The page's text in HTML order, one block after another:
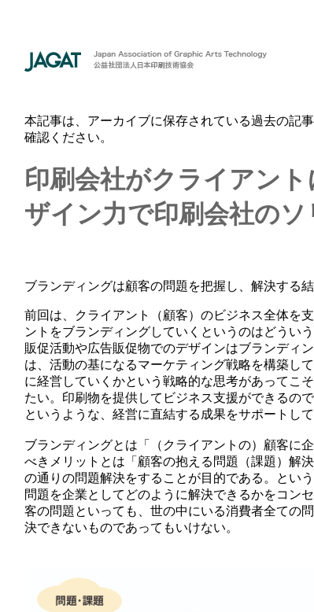
本記事は、アーカイブに保存されている過去の記
確認ください。
印刷会社がクライアン
ザイン力で印刷会社のソ
ブランディングは顧客の問題を把握し、解決する
前回は、クライアント（顧客）のビジネス全体を
ントをブランディングしていくというのはどうい
販促活動や広告販促物でのデザインはブランディ
は、活動の基になるマーケティング戦略を構築し
に経営していくかという戦略的な思考があってこ
たい。印刷物を提供してビジネス支援ができるの
というような、経営に直結する成果をサポートし
ブランディングとは「（クライアントの）顧客に
べきメリットとは「顧客の抱える問題（課題）解
の通りの問題解決をすることが目的である。とい
問題を企業としてどのように解決できるかをコン
客の問題といっても、世の中にいる消費者全ての
決できないものであってもいけない。